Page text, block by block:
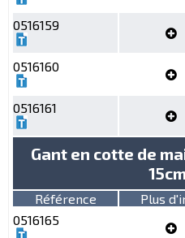
0516159
0516160
0516161
Gant en cotte de
15cm
Référence Plus
0516165